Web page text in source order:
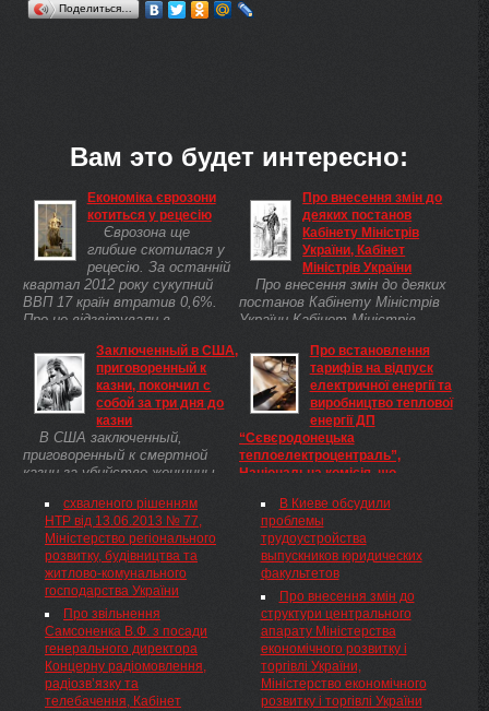
Поделиться…
Вам это будет интересно:
Економіка єврозони
котиться у рецесію
Єврозона ще
глибше скотилася у
рецесію. За останній
квартал 2012 року сукупний
ВВП 17 країн втратив 0,6%.
Про це відзвітували в
Заключенный в США,
приговоренный к
казни, покончил с
собой за три дня до
казни
В США заключенный,
приговоренный к смертной
казни за убийство женщины,
три дня до приведения
приговора в исполнение. Тело
44-летнего Билли Слэгла было
найдено в одиночной ...
схваленого рішенням
НТР від 13.06.2013 № 77,
Міністерство регіонального
розвитку, будівництва та
житлово-комунального
господарства України
Про звільнення
Самсоненка В.Ф. з посади
генерального директора
Концерну радіомовлення,
радіозв’язку та
телебачення, Кабінет
Про внесення змін до
деяких постанов
Кабінету Міністрів
України, Кабінет
Міністрів України
Про внесення змін до деяких
постанов Кабінету Міністрів
України Кабінет Міністрів
до постанов Кабінету
Міністрів України зміни, що
додаються.
Про встановлення
тарифів на відпуск
електричної енергії та
виробництво теплової
енергії ДП
“Сєвєродонецька
теплоелектроцентраль”,
Національна комісія, що
регулювання у сфері енергетики
Про встановлення тарифів
на відпуск електричної енергії
та виробництво теплової
енергії ДП "Сєвєродонецька
теплоелектроцентраль"
Відповідно до Законів України
"Про електроенергетику"(
575/97-ВР ) та "Про
теплопостачання"( 2633-15 ),
Указу Президента України від
23.11.2011 № 1059( 1059/2011 )
В Киеве обсудили
проблемы
трудоустройства
выпускников юридических
факультетов
Про внесення змін до
структури центрального
апарату Міністерства
економічного розвитку і
торгівлі України,
Міністерство економічного
розвитку і торгівлі України